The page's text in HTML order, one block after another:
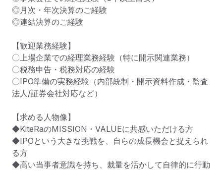
◎月次・年次決算のご経験
◎連結決算のご経験
【歓迎業務経験】
〇上場企業での経理業務経験（特に開示関連業務）
〇税務申告・税務対応の経験
〇IPO準備の実務経験（内部統制・開示資料作成・監査
法人/証券会社対応など）
【求める人物像】
◆KiteRaのMISSION・VALUEに共感いただける方
◆IPOという大きな挑戦を、自らの成長機会と捉えられ
る方
◆高い当事者意識を持ち、裁量を活かして自律的に行動